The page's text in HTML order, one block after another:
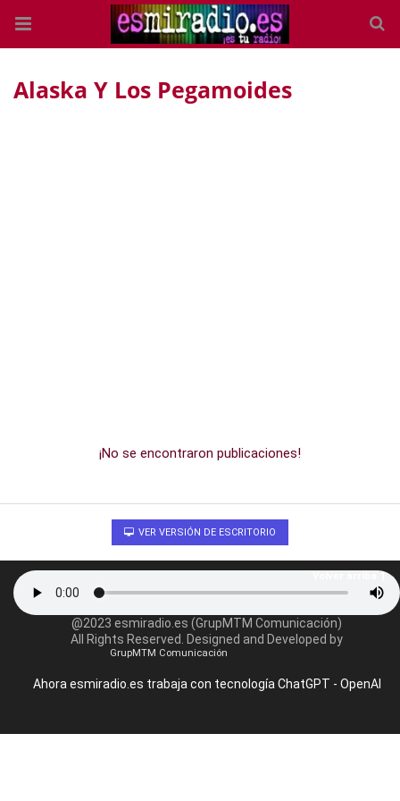
Alaska Y Los Pegamoides
¡No se encontraron publicaciones!
VER VERSIÓN DE ESCRITORIO
@2023 esmiradio.es (GrupMTM Comunicación)
All Rights Reserved. Designed and Developed by
GrupMTM Comunicación
Ahora esmiradio.es trabaja con tecnología ChatGPT - OpenAI